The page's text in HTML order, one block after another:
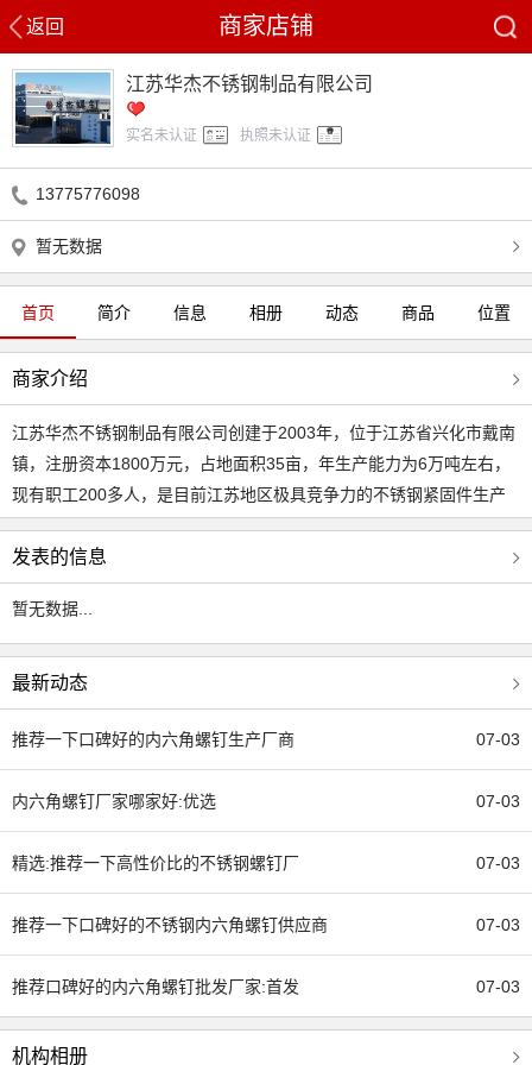
返回 商家店铺
江苏华杰不锈钢制品有限公司
实名未认证 执照未认证
13775776098
暂无数据
首页 简介 信息 相册 动态 商品 位置
商家介绍
江苏华杰不锈钢制品有限公司创建于2003年，位于江苏省兴化市戴南
镇，注册资本1800万元，占地面积35亩，年生产能力为6万吨左右，
现有职工200多人，是目前江苏地区极具竞争力的不锈钢紧固件生产
锈钢螺母，不锈钢牙条等产品，原材料采用201、304、316L系列优
质线材。产品执行等级标准包括国家标准（GB）、德标(DIN)、美标
(ANSI/ASME)、日标(JIS)，已通过ISO9001国际质量管理体系认证。
产品广泛应用于机械、制造、石化、海洋船舶、食品、制药、太阳
能、建筑、装饰、核电等行业。 公司凭借严格的质量管理，和谐的环
境保障，赢得世界各地客户的一致好评。公司先后与江苏大学等多家
高等院校、科研单位建立产学研联合体，打造具有本公司特色的不锈
钢紧固件产品，产品质量达到国内外同行业先进水平。公司拥有江苏
省企业技术中心，泰州市工程技术研究中心，获得了江苏省新技术新
产品认定。公司荣获国家高新技术企业、国家专精特新小巨人企业、
江苏省专精特新中小企业、江苏省民营科技企业等称号。 “质量第
一，顾客至上”是公司一贯奉行的准则，我们热忱欢迎国内外客商前来
洽谈合作，让我们共创辉煌的明天！
发表的信息
暂无数据...
最新动态
推荐一下口碑好的内六角螺钉生产厂商 07-03
内六角螺钉厂家哪家好:优选 07-03
精选:推荐一下高性价比的不锈钢螺钉厂 07-03
推荐一下口碑好的不锈钢内六角螺钉供应商 07-03
推荐口碑好的内六角螺钉批发厂家:首发 07-03
机构相册